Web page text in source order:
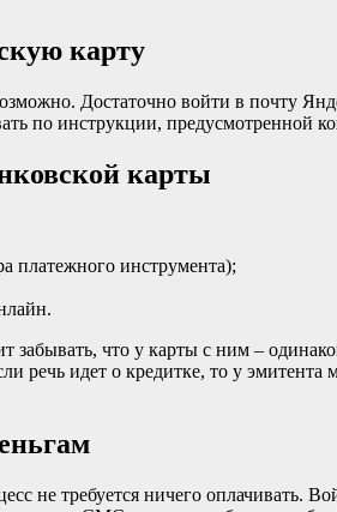
карту
Достаточно войти в почту
по инструкции,
карты
платежного инструмента);
забывать, что у карты с ним –
речь идет о кредитке, то у
не требуется ничего